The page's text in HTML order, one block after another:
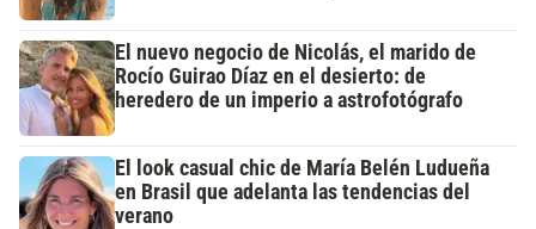
El nuevo negocio de Nicolás, el marido de
Rocío Guirao Díaz en el desierto: de
heredero de un imperio a astrofotógrafo
El look casual chic de María Belén Ludueña
en Brasil que adelanta las tendencias del
verano